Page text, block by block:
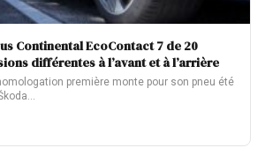
Continental EcoContact 7 de 20
différentes à l’avant et à l’arrière
première monte pour son pneu été